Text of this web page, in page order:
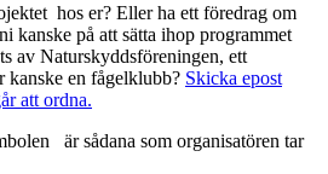
hos er? Eller ha ett föredrag om
kanske på att sätta ihop programmet
av Naturskyddsföreningen, ett
kanske en fågelklubb? Skicka epost
att ordna.
är sådana som organisatören tar